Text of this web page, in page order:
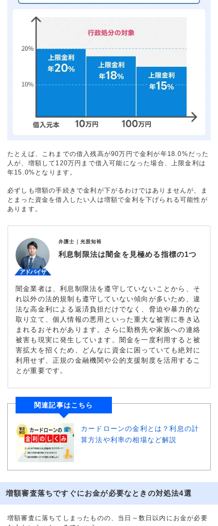
たとえば、これまでの借入残高が90万円で金利が年18.0%だった
人が、増額して120万円まで借入可能になった場合、上限金利は
年15.0%となります。
必ずしも増額の手続きで金利が下がるわけではありませんが、ま
とまった資金を借入したい人は増額で金利を下げられる可能性が
あります。
弁護士｜ 光股知裕
利息制限法は闇金を見極める指標の1つ
闇金業者は、利息制限法を遵守していないことから、そ
れ以外の法的規制も遵守していない傾向が多いため、違
法な高金利による返済負担だけでなく、脅迫や暴力的な
取り立て、個人情報の悪用といった重大な被害に巻き込
まれるおそれがあります。さらに勤務先や家族への連絡
被害も現実に発生しています。闇金を一度利用すると被
害拡大を招くため、どんなに資金に困っていても絶対に
利用せず、正規の金融機関や公的支援制度を活用するこ
とが重要です。
関連記事はこちら
カードローンの金利とは？利息の計
算方法や利率の相場など解説
増額審査落ちですぐにお金が必要なときの対処法4選
増額審査に落ちてしまったものの、当日～数日以内にお金が必要